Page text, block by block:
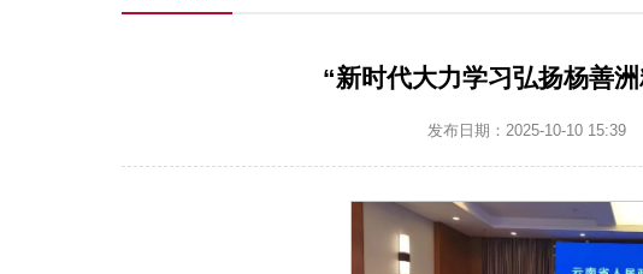
“新时代大力学习弘扬杨善
发布日期：2025-10-10 15:39